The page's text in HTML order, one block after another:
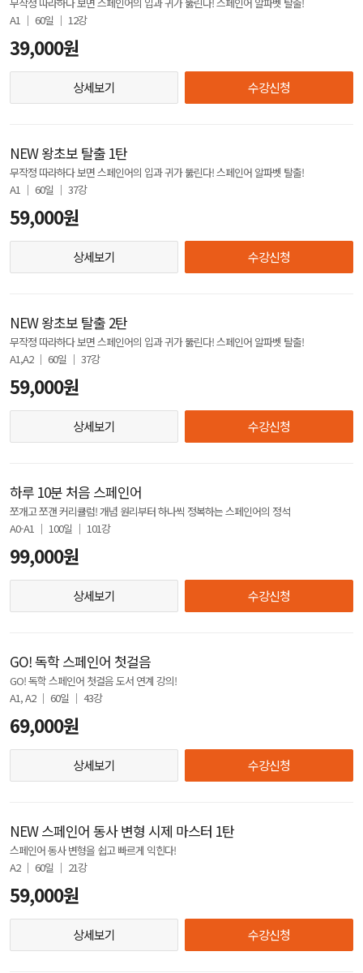
A1 │ 60일 │ 12강
39,000원
상세보기 수강신청
NEW 왕초보 탈출 1탄
무작정 따라하다 보면 스페인어의 입과 귀가 뚫린다! 스페인어 알파벳 탈출!
A1 │ 60일 │ 37강
59,000원
상세보기 수강신청
NEW 왕초보 탈출 2탄
무작정 따라하다 보면 스페인어의 입과 귀가 뚫린다! 스페인어 알파벳 탈출!
A1,A2 │ 60일 │ 37강
59,000원
상세보기 수강신청
하루 10분 처음 스페인어
쪼개고 쪼갠 커리큘럼! 개념 원리부터 하나씩 정복하는 스페인어의 정석
A0-A1 │ 100일 │ 101강
99,000원
상세보기 수강신청
GO! 독학 스페인어 첫걸음
GO! 독학 스페인어 첫걸음 도서 연계 강의!
A1, A2 │ 60일 │ 43강
69,000원
상세보기 수강신청
NEW 스페인어 동사 변형 시제 마스터 1탄
스페인어 동사 변형을 쉽고 빠르게 익힌다!
A2 │ 60일 │ 21강
59,000원
상세보기 수강신청